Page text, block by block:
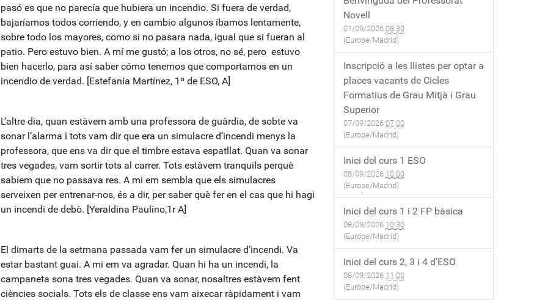
pasó es que no parecía que hubiera un incendio. Si fuera de verdad,
bajaríamos todos corriendo, y en cambio algunos íbamos lentamente,
sobre todo los mayores, como si no pasara nada, igual que si fueran al
patio. Pero estuvo bien. A mí me gustó; a los otros, no sé, pero estuvo
bien hacerlo, para así saber cómo tenemos que comportarnos en un
incendio de verdad. [Estefanía Martínez, 1º de ESO, A]
L’altre dia, quan estàvem amb una professora de guàrdia, de sobte va
sonar l’alarma i tots vam dir que era un simulacre d’incendi menys la
professora, que ens va dir que el timbre estava espatllat. Quan va sonar
tres vegades, vam sortir tots al carrer. Tots estàvem tranquils perquè
sabíem que no passava res. A mi em sembla que els simulacres
serveixen per entrenar-nos, és a dir, per saber què fer en el cas que hi hagi
un incendi de debò. [Yeraldina Paulino,1r A]
El dimarts de la setmana passada vam fer un simulacre d’incendi. Va
estar bastant guai. A mi em va agradar. Quan hi ha un incendi, la
campaneta sona tres vegades. Quan va sonar, nosaltres estàvem fent
ciències socials. Tots els de classe ens vam aixecar ràpidament i vam
Novell
01/09/2026 08:30
(Europe/Madrid)
Inscripció a les llistes per optar a
places vacants de Cicles
Formatius de Grau Mitjà i Grau
Superior
07/09/2026 07:00
(Europe/Madrid)
Inici del curs 1 ESO
08/09/2026 10:00
(Europe/Madrid)
Inici del curs 1 i 2 FP bàsica
08/09/2026 10:30
(Europe/Madrid)
Inici del curs 2, 3 i 4 d'ESO
08/09/2026 11:00
(Europe/Madrid)